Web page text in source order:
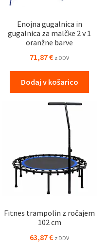
Enojna gugalnica in
gugalnica za malčke 2 v 1
oranžne barve
71,87€ z DDV
Dodaj v košarico
Fitnes trampolin z ročajem
102 cm
63,87€ z DDV